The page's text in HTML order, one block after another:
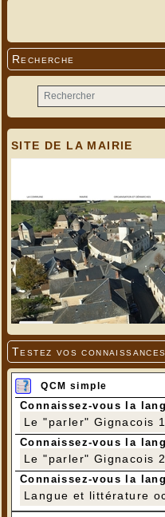
Recherche
SITE DE LA MAIRIE
Testez vos
QCM simple
Connaissez-vous la
Le "parler" Gignacois 1
Connaissez-vous la
Le "parler" Gignacois 2
Connaissez-vous la
Langue et littérature